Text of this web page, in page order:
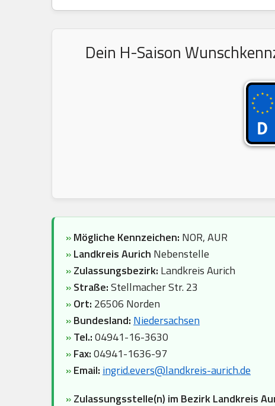
Dein H-Saison
»Mögliche Kennzeichen: NOR, AUR
»Landkreis Aurich Nebenstelle
»Zulassungsbezirk: Landkreis Aurich
»Straße:Stellmacher Str. 23
»Ort: 26506 Norden
»Bundesland: Niedersachsen
»Tel.:04941-16-3630
»Fax:04941-1636-97
»Email: ingrid.evers@landkreis-aurich.de
»Zulassungsstelle(n) im Bezirk Landkreis